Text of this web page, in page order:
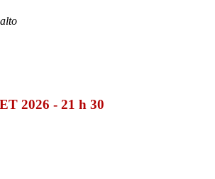
2026 - 21 h 30